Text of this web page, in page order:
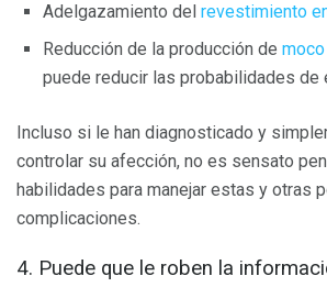
Adelgazamiento del revestimiento
Reducción de la producción de
puede reducir las probabilidades de
Incluso si le han diagnosticado y
controlar su afección, no es sensato
habilidades para manejar estas y otras
complicaciones.
4. Puede que le roben la